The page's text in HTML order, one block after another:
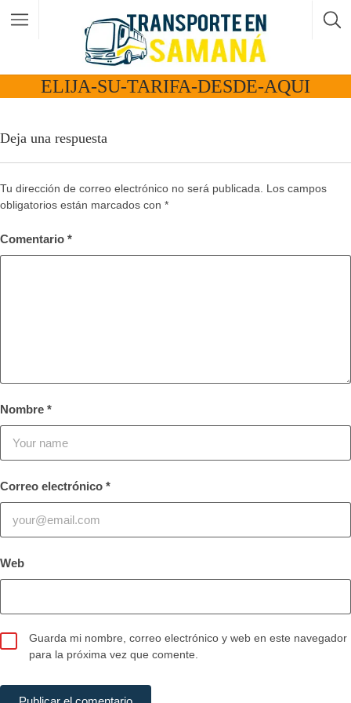
ELIJA-SU-TARIFA-DESDE-AQUI
Deja una respuesta
Tu dirección de correo electrónico no será publicada.
Los campos
obligatorios están marcados con *
Comentario *
Nombre *
Correo electrónico *
Web
Guarda mi nombre, correo electrónico y web en este navegador
para la próxima vez que comente.